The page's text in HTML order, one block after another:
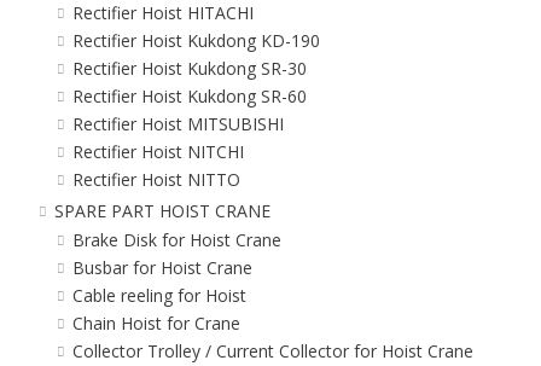
Rectifier Hoist HITACHI
Rectifier Hoist Kukdong KD-190
Rectifier Hoist Kukdong SR-30
Rectifier Hoist Kukdong SR-60
Rectifier Hoist MITSUBISHI
Rectifier Hoist NITCHI
Rectifier Hoist NITTO
SPARE PART HOIST CRANE
Brake Disk for Hoist Crane
Busbar for Hoist Crane
Cable reeling for Hoist
Chain Hoist for Crane
Collector Trolley / Current Collector for Hoist Crane